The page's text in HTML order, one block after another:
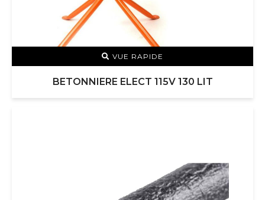
VUE RAPIDE
BETONNIERE ELECT 115V 130 LIT